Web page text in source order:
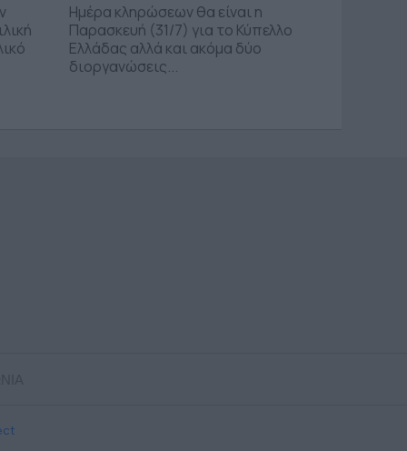
Ημέρα κληρώσεων θα είναι η
Παρασκευή (31/7) για το Κύπελλο
Ελλάδας αλλά και ακόμα δύο
διοργανώσεις...